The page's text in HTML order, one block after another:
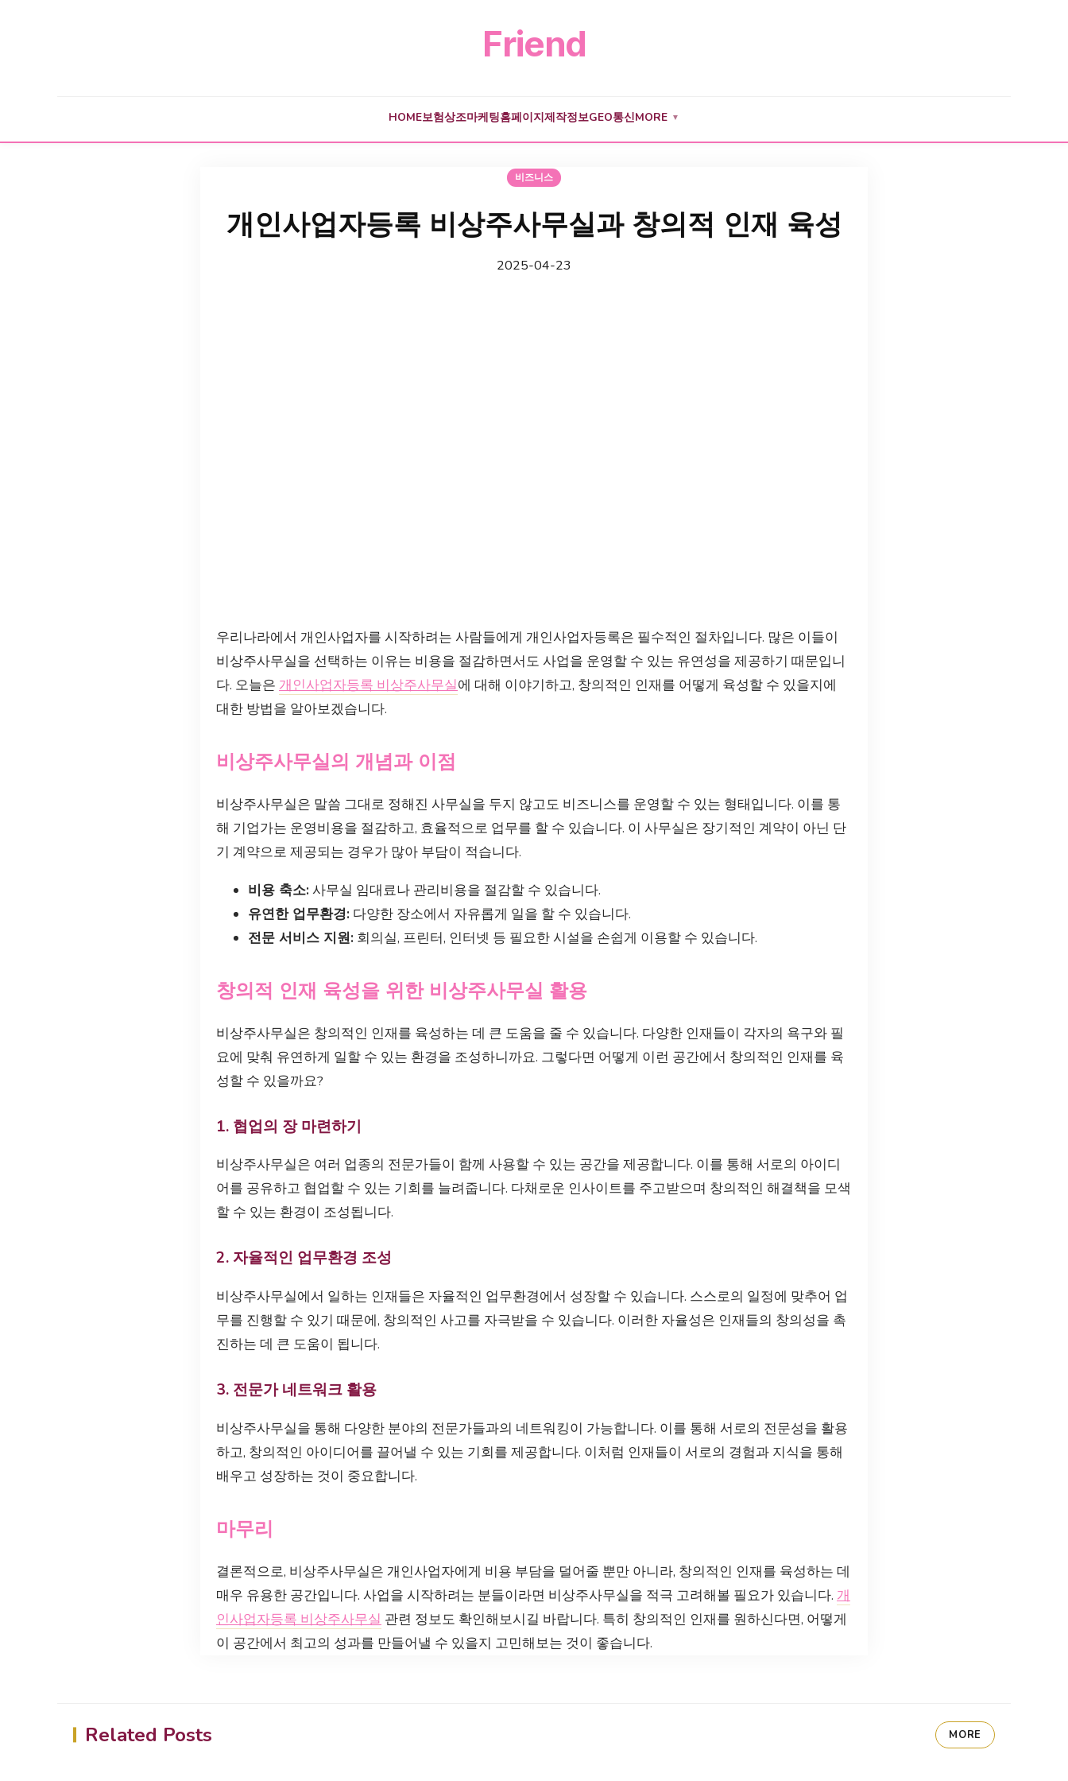
Friend
HOME보험상조마케팅홈페이지제작정보GEO통신MORE ▼
비즈니스
개인사업자등록 비상주사무실과 창의적 인재 육성
2025-04-23
우리나라에서 개인사업자를 시작하려는 사람들에게 개인사업자등록은 필수적인 절차입니다. 많은 이들이
비상주사무실을 선택하는 이유는 비용을 절감하면서도 사업을 운영할 수 있는 유연성을 제공하기 때문입니
다. 오늘은 개인사업자등록 비상주사무실에 대해 이야기하고, 창의적인 인재를 어떻게 육성할 수 있을지에
대한 방법을 알아보겠습니다.
비상주사무실의 개념과 이점
비상주사무실은 말씀 그대로 정해진 사무실을 두지 않고도 비즈니스를 운영할 수 있는 형태입니다. 이를 통
해 기업가는 운영비용을 절감하고, 효율적으로 업무를 할 수 있습니다. 이 사무실은 장기적인 계약이 아닌 단
기 계약으로 제공되는 경우가 많아 부담이 적습니다.
비용 축소: 사무실 임대료나 관리비용을 절감할 수 있습니다.
유연한 업무환경: 다양한 장소에서 자유롭게 일을 할 수 있습니다.
전문 서비스 지원: 회의실, 프린터, 인터넷 등 필요한 시설을 손쉽게 이용할 수 있습니다.
창의적 인재 육성을 위한 비상주사무실 활용
비상주사무실은 창의적인 인재를 육성하는 데 큰 도움을 줄 수 있습니다. 다양한 인재들이 각자의 욕구와 필
요에 맞춰 유연하게 일할 수 있는 환경을 조성하니까요. 그렇다면 어떻게 이런 공간에서 창의적인 인재를 육
성할 수 있을까요?
1. 협업의 장 마련하기
비상주사무실은 여러 업종의 전문가들이 함께 사용할 수 있는 공간을 제공합니다. 이를 통해 서로의 아이디
어를 공유하고 협업할 수 있는 기회를 늘려줍니다. 다채로운 인사이트를 주고받으며 창의적인 해결책을 모색
할 수 있는 환경이 조성됩니다.
2. 자율적인 업무환경 조성
비상주사무실에서 일하는 인재들은 자율적인 업무환경에서 성장할 수 있습니다. 스스로의 일정에 맞추어 업
무를 진행할 수 있기 때문에, 창의적인 사고를 자극받을 수 있습니다. 이러한 자율성은 인재들의 창의성을 촉
진하는 데 큰 도움이 됩니다.
3. 전문가 네트워크 활용
비상주사무실을 통해 다양한 분야의 전문가들과의 네트워킹이 가능합니다. 이를 통해 서로의 전문성을 활용
하고, 창의적인 아이디어를 끌어낼 수 있는 기회를 제공합니다. 이처럼 인재들이 서로의 경험과 지식을 통해
배우고 성장하는 것이 중요합니다.
마무리
결론적으로, 비상주사무실은 개인사업자에게 비용 부담을 덜어줄 뿐만 아니라, 창의적인 인재를 육성하는 데
매우 유용한 공간입니다. 사업을 시작하려는 분들이라면 비상주사무실을 적극 고려해볼 필요가 있습니다. 개
인사업자등록 비상주사무실 관련 정보도 확인해보시길 바랍니다. 특히 창의적인 인재를 원하신다면, 어떻게
이 공간에서 최고의 성과를 만들어낼 수 있을지 고민해보는 것이 좋습니다.
Related Posts MORE